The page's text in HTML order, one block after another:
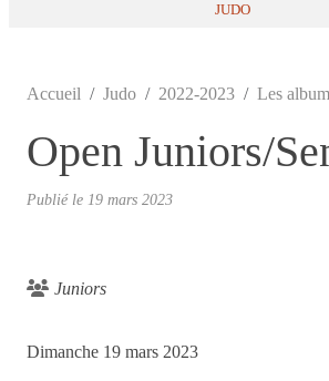
JUDO
Accueil Judo 2022-2023 Les
Open Juniors/
Publié le 19 mars 2023
Juniors
Dimanche 19 mars 2023